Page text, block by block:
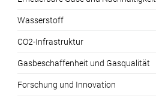
Wasserstoff
CO2-Infrastruktur
Gasbeschaffenheit und Gasqualität
Forschung und Innovation